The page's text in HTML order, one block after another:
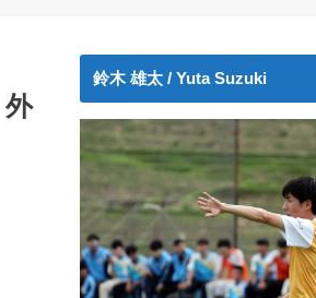
外
鈴木 雄太 / Yuta Suzuki